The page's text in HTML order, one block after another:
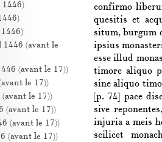
confirmo
quesitis et
situm, burgum
ipsius
esse illud
timore aliquo
sine aliquo
[p. 74]
pace
sive
injuria a meis
scilicet
(avant le
(avant le 17))
le 17))
le 17))
(avant le 17))
(avant le 17))
(avant le 17))